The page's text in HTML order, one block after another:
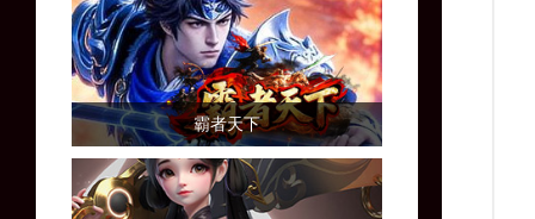
霸者天下